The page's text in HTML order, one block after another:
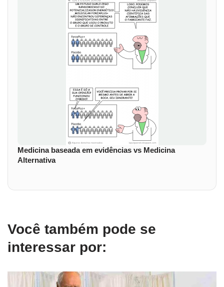
Medicina baseada em evidências vs Medicina
Alternativa
Você também pode se
interessar por: